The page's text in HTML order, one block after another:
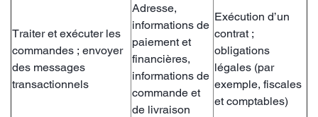
Traiter et exécuter les
commandes ; envoyer
des messages
transactionnels
Adresse,
informations de
paiement et
financières,
informations de
commande et
de livraison
Exécution d’un
contrat ;
obligations
légales (par
exemple, fiscales
et comptables)